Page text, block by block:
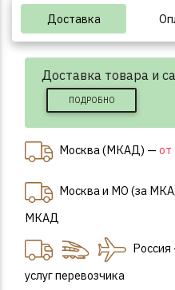
Доставка
Доставка товара и
ПОДРОБНО
Москва (МКАД) — от
Москва и МО (за
МКАД
Россия
услуг перевозчика